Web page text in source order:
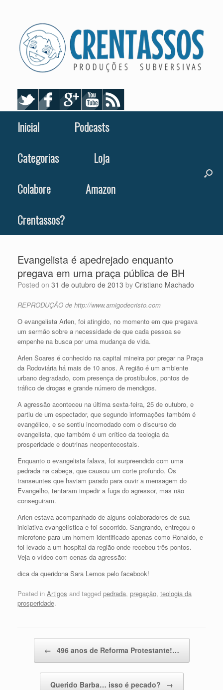
Inicial
Podcasts
Categorias
Loja
Colabore
Amazon
Crentassos?
Evangelista é apedrejado enquanto
pregava em uma praça pública de BH
Posted on 31 de outubro de 2013 by Cristiano Machado
REPRODUÇÃO de http://www.amigodecristo.com
O evangelista Arlen, foi atingido, no momento em que pregava
um sermão sobre a necessidade de que cada pessoa se
empenhe na busca por uma mudança de vida.
Arlen Soares é conhecido na capital mineira por pregar na Praça
da Rodoviária há mais de 10 anos. A região é um ambiente
urbano degradado, com presença de prostíbulos, pontos de
tráfico de drogas e grande número de mendigos.
A agressão aconteceu na última sexta-feira, 25 de outubro, e
partiu de um espectador, que segundo informações também é
evangélico, e se sentiu incomodado com o discurso do
evangelista, que também é um crítico da teologia da
prosperidade e doutrinas neopentecostais.
Enquanto o evangelista falava, foi surpreendido com uma
pedrada na cabeça, que causou um corte profundo. Os
transeuntes que haviam parado para ouvir a mensagem do
Evangelho, tentaram impedir a fuga do agressor, mas não
conseguiram.
Arlen estava acompanhado de alguns colaboradores de sua
iniciativa evangelística e foi socorrido. Sangrando, entregou o
microfone para um homem identificado apenas como Ronaldo, e
foi levado a um hospital da região onde recebeu três pontos.
Veja o vídeo com cenas da agressão:
dica da queridona Sara Lemos pelo facebook!
Posted in Artigos and tagged pedrada, pregação, teologia da
prosperidade.
← 496 anos de Reforma Protestante!…
Querido Barba… isso é pecado? →